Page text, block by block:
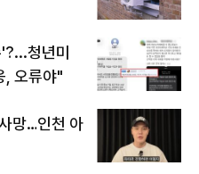
청년미
, 오류야"
망…인천 아